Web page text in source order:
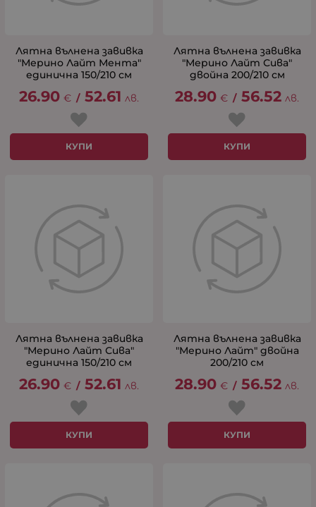
Лятна вълнена завивка
"Мерино Лайт Мента"
единична 150/210 см
26.90 € / 52.61 лв.
КУПИ
Лятна вълнена завивка
"Мерино Лайт Сива"
двойна 200/210 см
28.90 € / 56.52 лв.
КУПИ
Лятна вълнена завивка
"Мерино Лайт Сива"
единична 150/210 см
26.90 € / 52.61 лв.
КУПИ
Лятна вълнена завивка
"Мерино Лайт" двойна
200/210 см
28.90 € / 56.52 лв.
КУПИ